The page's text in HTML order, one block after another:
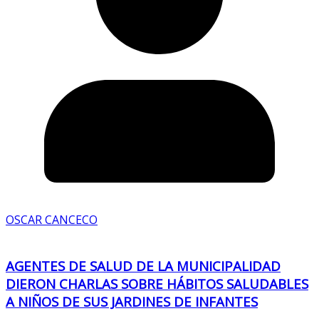
OSCAR CANCECO
AGENTES DE SALUD DE LA MUNICIPALIDAD
DIERON CHARLAS SOBRE HÁBITOS SALUDABLES
A NIÑOS DE SUS JARDINES DE INFANTES